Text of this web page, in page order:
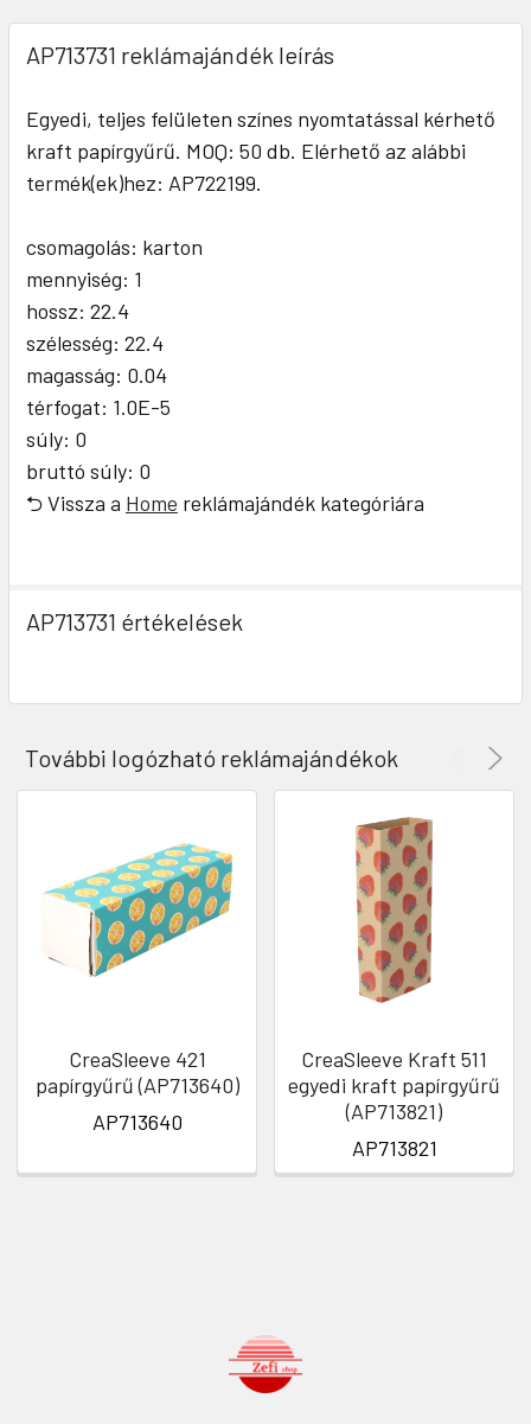
AP713731 reklámajándék leírás
Egyedi, teljes felületen színes nyomtatással kérhető
kraft papírgyűrű. MOQ: 50 db. Elérhető az alábbi
termék(ek)hez: AP722199.
csomagolás: karton
mennyiség: 1
hossz: 22.4
szélesség: 22.4
magasság: 0.04
térfogat: 1.0E-5
súly: 0
bruttó súly: 0
⮌ Vissza a Home reklámajándék kategóriára
AP713731 értékelések
További logózható reklámajándékok
CreaSleeve 421
papírgyűrű (AP713640)
AP713640
CreaSleeve Kraft 511
egyedi kraft papírgyűrű
(AP713821)
AP713821